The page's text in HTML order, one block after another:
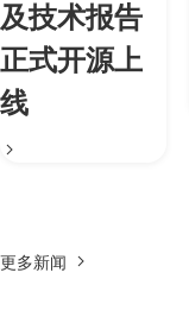
及技术报告
正式开源上
线
更多新闻